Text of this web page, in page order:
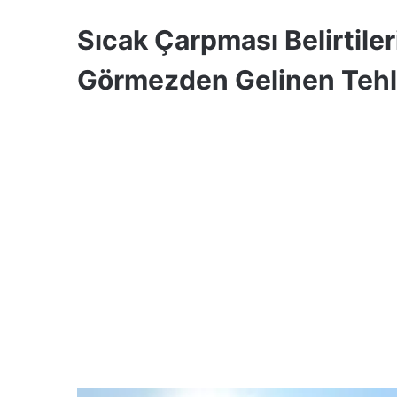
Sıcak Çarpması
Görmezden Gelinen